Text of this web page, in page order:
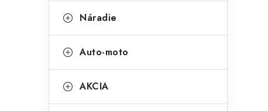
Náradie
Auto-moto
AKCIA